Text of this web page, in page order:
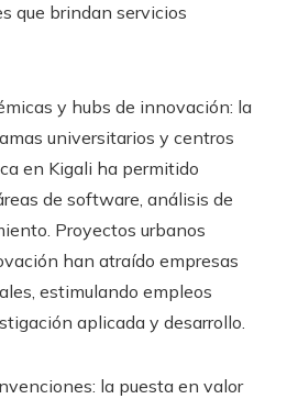
que brindan servicios
y hubs de innovación: la
universitarios y centros
en Kigali ha permitido
de software, análisis de
Proyectos urbanos
han atraído empresas
estimulando empleos
aplicada y desarrollo.
la puesta en valor